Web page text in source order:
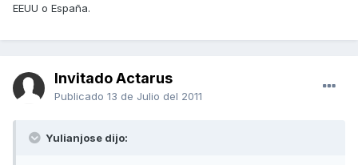
EEUU o España.
Invitado Actarus
Publicado 13 de Julio del 2011
Yulianjose dijo: